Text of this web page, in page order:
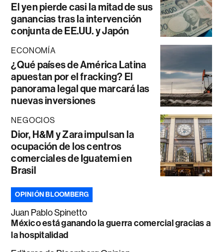
El yen pierde casi la mitad de sus
ganancias tras la intervención
conjunta de EE.UU. y Japón
ECONOMÍA
¿Qué países de América Latina
apuestan por el fracking? El
panorama legal que marcará las
nuevas inversiones
NEGOCIOS
Dior, H&M y Zara impulsan la
ocupación de los centros
comerciales de Iguatemi en
Brasil
OPINIÓN BLOOMBERG
Juan Pablo Spinetto
México está ganando la guerra comercial gracias a
la hospitalidad